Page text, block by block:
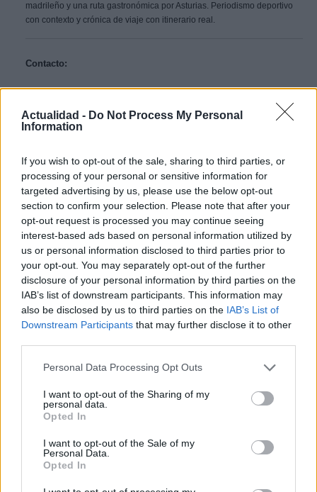
Actualidad - Do Not Process My Personal
Information
If you wish to opt-out of the sale, sharing to third parties, or
processing of your personal or sensitive information for
targeted advertising by us, please use the below opt-out
section to confirm your selection. Please note that after your
opt-out request is processed you may continue seeing
interest-based ads based on personal information utilized by
us or personal information disclosed to third parties prior to
your opt-out. You may separately opt-out of the further
disclosure of your personal information by third parties on the
IAB’s list of downstream participants. This information may
also be disclosed by us to third parties on the IAB’s List of
Downstream Participants that may further disclose it to other
Please note that this website/app uses one or more Google
not limited to your visit or usage behaviour. You may click to
grant or deny consent to Google and its third-party tags to
use your data for below specified purposes in below Google
consent section.
Personal Data Processing Opt Outs
I want to opt-out of the Sharing of my
personal data.
Opted In
I want to opt-out of the Sale of my
Personal Data.
Opted In
madrileño y una ruta gastronómica por Asturias. Periodismo deportivo
con contexto y crónica de viaje con itinerario real.
Contacto:
ARTÍCULO ANTERIOR
ARTÍCULO SIGUIENTE
Más leídos
ECONOMÍA
Vidoser cierra una ronda puente de 1
millón de euros, supera los 5 millones de
euros de ARR en el primer semestre de
Marketing en España
Vidoser, la marca internacional de go-to-market de